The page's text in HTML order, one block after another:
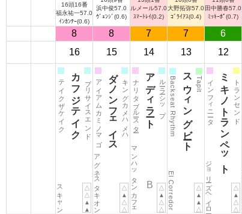
16頭16番
福永祐一57.0
ｲﾝｶﾝﾃｰ(0.6)
浜中俊57.0
ｳﾞｪﾝｼﾞ(0.6)
ルメール57.0
ｽﾏｰﾄﾚｲ(0.2)
大野拓弥57.0
ｺﾞﾗｲｱｽ(0.4)
田中勝春57.0
ﾐｯｷｰﾎﾟ(0.7)
8 8 7 7 6
16 15 14 13 12
スキャン
カフジテイク
テイクザケイク プリサイスエンド
△
△
▲
▲
アグネスタキオン
ダノンフェイス
アイアムカミノマゴ キングカメハメハ
△
▲
△
△
マンハッタンカフェ
アディラート
B
ナリタブルースター ルーラーシップ
△
▲
△
△
El Corredor
スウィングビート
Backseat Rhythm Tapit
△
▲
▲
△
ジョリーズヘイロー
ミキノトランペット
インフィニータ トランセンド
△
▲
△
△